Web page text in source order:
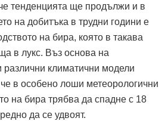
тенденцията ще продължи и в
на добитъка в трудни години е
на бира, която в такава
в лукс. Въз основа на
различни климатични модели
че в особено лоши метеорологични
на бира трябва да спадне с 18
да се удвоят.